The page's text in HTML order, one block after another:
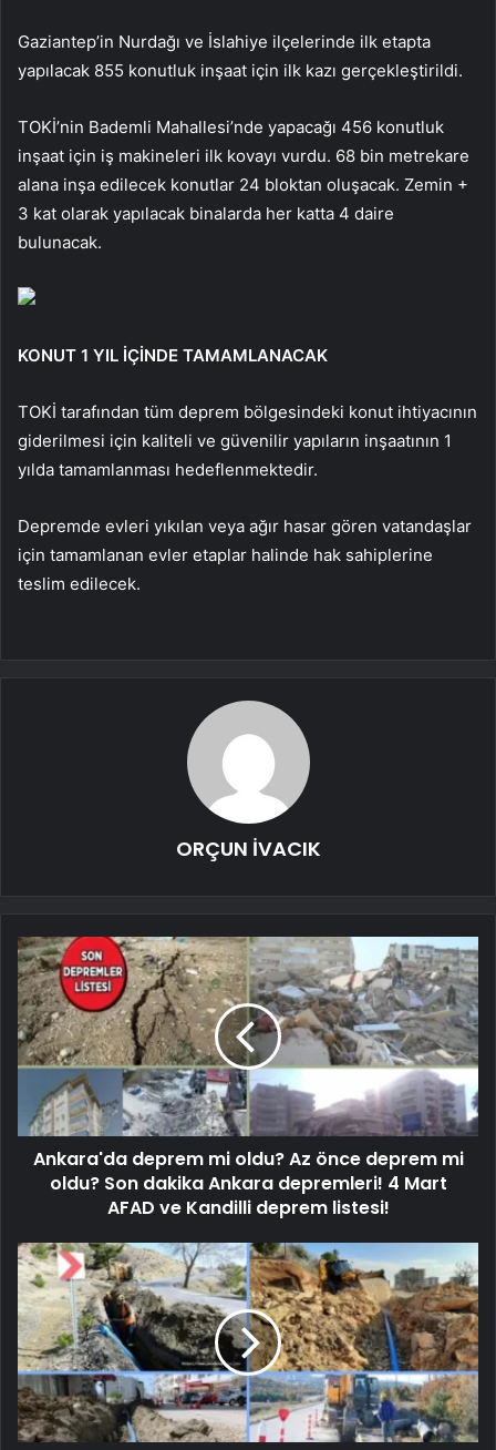
Gaziantep’in Nurdağı ve İslahiye ilçelerinde ilk etapta
yapılacak 855 konutluk inşaat için ilk kazı gerçekleştirildi.
TOKİ’nin Bademli Mahallesi’nde yapacağı 456 konutluk
inşaat için iş makineleri ilk kovayı vurdu. 68 bin metrekare
alana inşa edilecek konutlar 24 bloktan oluşacak. Zemin +
3 kat olarak yapılacak binalarda her katta 4 daire
bulunacak.
KONUT 1 YIL İÇİNDE TAMAMLANACAK
TOKİ tarafından tüm deprem bölgesindeki konut ihtiyacının
giderilmesi için kaliteli ve güvenilir yapıların inşaatının 1
yılda tamamlanması hedeflenmektedir.
Depremde evleri yıkılan veya ağır hasar gören vatandaşlar
için tamamlanan evler etaplar halinde hak sahiplerine
teslim edilecek.
ORÇUN İVACIK
Ankara'da deprem mi oldu? Az önce deprem mi
oldu? Son dakika Ankara depremleri! 4 Mart
AFAD ve Kandilli deprem listesi!